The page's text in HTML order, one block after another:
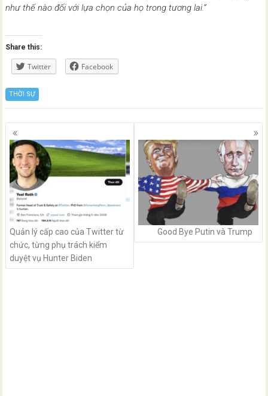
như thế nào đối với lựa chọn của họ trong tương lai.”
Share this:
Twitter Facebook
THỜI SỰ
Posts
navigation
Quản lý cấp cao của Twitter từ
chức, từng phụ trách kiểm
duyệt vụ Hunter Biden
Good Bye Putin và Trump